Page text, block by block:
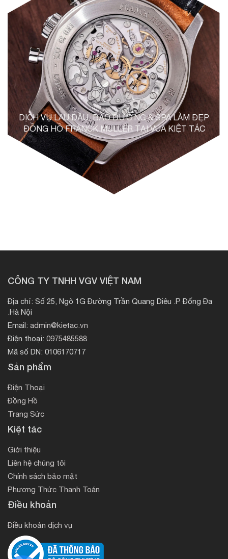
DỊCH VỤ LAU DẦU, BẢO DƯỠNG & SPA LÀM ĐẸP
ĐỒNG HỒ FRANCK MULLER TẠI VUA KIỆT TÁC
CÔNG TY TNHH VGV VIỆT NAM
Địa chỉ: Số 25, Ngõ 1G Đường Trần Quang Diêu .P Đống Đa
.Hà Nội
Email: admin@kietac.vn
Điện thoại: 0975485588
Mã số DN: 0106170717
Sản phẩm
Điện Thoại
Đồng Hồ
Trang Sức
Kiệt tác
Giới thiệu
Liên hệ chúng tôi
Chính sách bảo mật
Phương Thức Thanh Toán
Điều khoản
Điều khoản dịch vụ